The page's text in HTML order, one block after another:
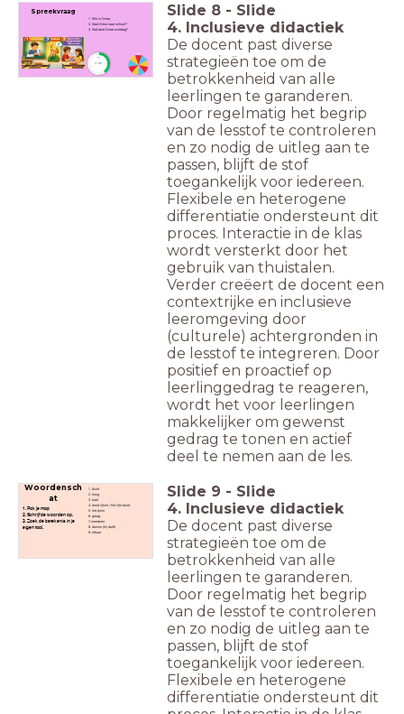
1. Wie is Omar,
2. Gaat Omar naar school?
3. Wat doet Omar overdag?
Spreekvraag
2:00
Slide 8 - Slide
4. Inclusieve didactiek
De docent past diverse
strategieën toe om de
betrokkenheid van alle
leerlingen te garanderen.
Door regelmatig het begrip
van de lesstof te controleren
en zo nodig de uitleg aan te
passen, blijft de stof
toegankelijk voor iedereen.
Flexibele en heterogene
differentiatie ondersteunt dit
proces. Interactie in de klas
wordt versterkt door het
gebruik van thuistalen.
Verder creëert de docent een
contextrijke en inclusieve
leeromgeving door
(culturele) achtergronden in
de lesstof te integreren. Door
positief en proactief op
leerlinggedrag te reageren,
wordt het voor leerlingen
makkelijker om gewenst
gedrag te tonen en actief
deel te nemen aan de les.
1. Pak je map
2. Schrijf de woorden op.
3. Zoek de betekenis in je
eigen taal.
1. dicht
2. hoog
3. kaal
4. dood lijken / het lijkt dood
5. het plein
6. graag
7. meedoen
8. durven (hij durft)
9. elkaar
Woordensch
at
Slide 9 - Slide
4. Inclusieve didactiek
De docent past diverse
strategieën toe om de
betrokkenheid van alle
leerlingen te garanderen.
Door regelmatig het begrip
van de lesstof te controleren
en zo nodig de uitleg aan te
passen, blijft de stof
toegankelijk voor iedereen.
Flexibele en heterogene
differentiatie ondersteunt dit